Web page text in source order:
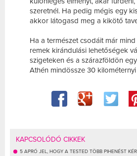
szeretnél. Ha pedig mégis egy
akkor látogasd meg a kikötő
Ha a természet csodáit már
remek kirándulási lehetőségek
szigeteken és a szárazföldön
Athén mindössze 30
KAPCSOLÓDÓ CIKKEK
5 APRÓ JEL, HOGY A TESTED TÖBB PIHENÉST KÉR